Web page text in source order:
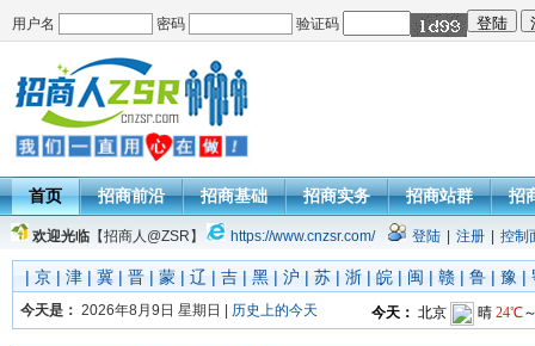
用户名 密码 验证码
首页 招商前沿 招商基础 招商实务 招商站群 招
欢迎光临 【招商人@ZSR】 https://www.cnzsr.com/ 登陆 注册 控制
| 京 | 津 | 冀 | 晋 | 蒙 | 辽 | 吉 | 黑 | 沪 | 苏 | 浙 | 皖 | 闽 | 赣 | 鲁 | 豫 |
今天是： 2026年8月9日 星期日 | 历史上的今天